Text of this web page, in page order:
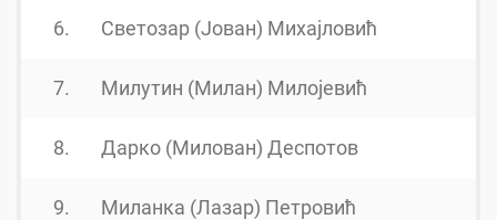
6. Светозар (Јован) Михајловић
7. Милутин (Милан) Милојевић
8. Дарко (Милован) Деспотов
9. Миланка (Лазар) Петровић